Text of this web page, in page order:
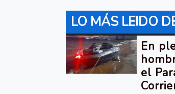
LO MÁS LEIDO
En
el